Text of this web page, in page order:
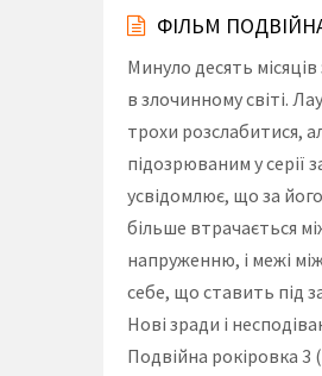
ФІЛЬМ
Минуло десять
в злочинному світі.
трохи розслабитися,
підозрюваним у серії
усвідомлює, що за
більше втрачається
напруженню, і межі
себе, що ставить під
Нові зради і
Подвійна рокіровка 3